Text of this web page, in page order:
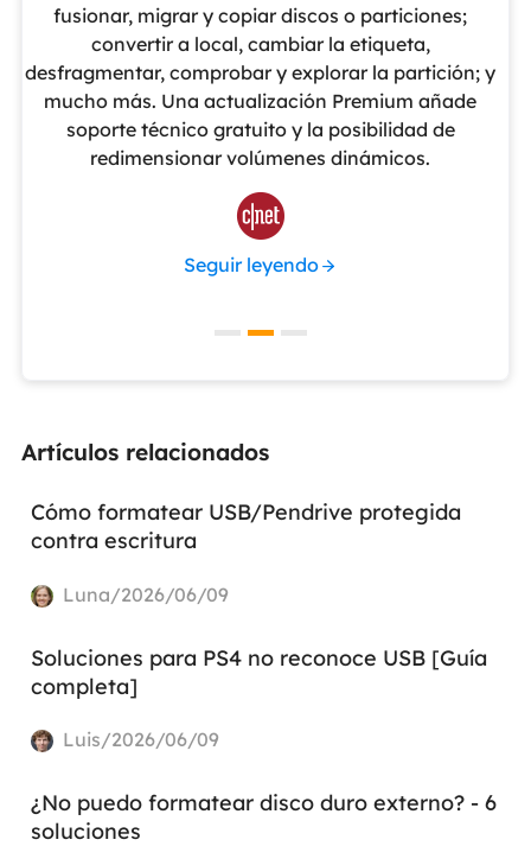
fusionar, migrar y copiar discos o particiones;
convertir a local, cambiar la etiqueta,
desfragmentar, comprobar y explorar la partición; y
mucho más. Una actualización Premium añade
soporte técnico gratuito y la posibilidad de
redimensionar volúmenes dinámicos.

Seguir leyendo
Artículos relacionados
Cómo formatear USB/Pendrive protegida
contra escritura
Luna/2026/06/09
Soluciones para PS4 no reconoce USB [Guía
completa]
Luis/2026/06/09
¿No puedo formatear disco duro externo? - 6
soluciones